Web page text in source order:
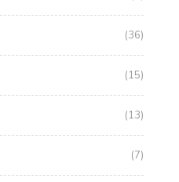
(36)
(15)
(13)
(7)